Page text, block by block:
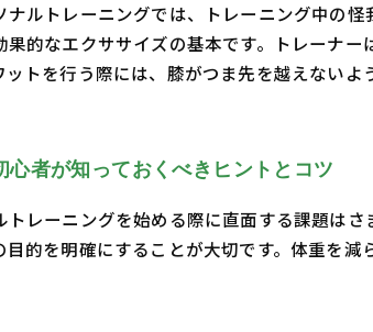
ナルトレーニングでは、トレーニング中の
果的なエクササイズの基本です。トレーナ
トを行う際には、膝がつま先を越えない
心者が知っておくべきヒントとコツ
トレーニングを始める際に直面する課題は
的を明確にすることが大切です。体重を